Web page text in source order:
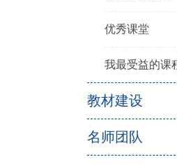
优秀课堂
我最受益的课
教材建设
名师团队